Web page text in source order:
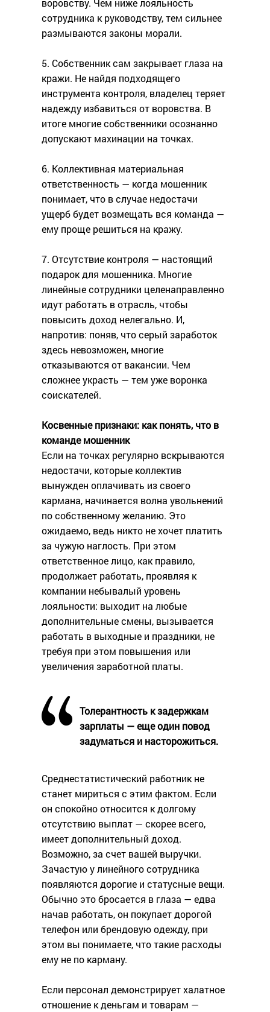
воровству. Чем ниже лояльность
сотрудника к руководству, тем сильнее
размываются законы морали.
5. Собственник сам закрывает глаза на
кражи. Не найдя подходящего
инструмента контроля, владелец теряет
надежду избавиться от воровства. В
итоге многие собственники осознанно
допускают махинации на точках.
6. Коллективная материальная
ответственность — когда мошенник
понимает, что в случае недостачи
ущерб будет возмещать вся команда —
ему проще решиться на кражу.
7. Отсутствие контроля — настоящий
подарок для мошенника. Многие
линейные сотрудники целенаправленно
идут работать в отрасль, чтобы
повысить доход нелегально. И,
напротив: поняв, что серый заработок
здесь невозможен, многие
отказываются от вакансии. Чем
сложнее украсть — тем уже воронка
соискателей.
Косвенные признаки: как понять, что в
команде мошенник
Если на точках регулярно вскрываются
недостачи, которые коллектив
вынужден оплачивать из своего
кармана, начинается волна увольнений
по собственному желанию. Это
ожидаемо, ведь никто не хочет платить
за чужую наглость. При этом
ответственное лицо, как правило,
продолжает работать, проявляя к
компании небывалый уровень
лояльности: выходит на любые
дополнительные смены, вызывается
работать в выходные и праздники, не
требуя при этом повышения или
увеличения заработной платы.
Толерантность к задержкам
зарплаты — еще один повод
задуматься и насторожиться.
Среднестатистический работник не
станет мириться с этим фактом. Если
он спокойно относится к долгому
отсутствию выплат — скорее всего,
имеет дополнительный доход.
Возможно, за счет вашей выручки.
Зачастую у линейного сотрудника
появляются дорогие и статусные вещи.
Обычно это бросается в глаза — едва
начав работать, он покупает дорогой
телефон или брендовую одежду, при
этом вы понимаете, что такие расходы
ему не по карману.
Если персонал демонстрирует халатное
отношение к деньгам и товарам —